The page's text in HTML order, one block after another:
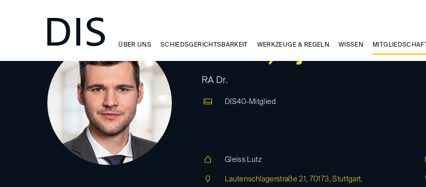
ÜBER UNS SCHIEDSGERICHTSBARKEIT WERKZEUGE & REGELN WISSEN MITGLIEDSCHAFT
Ebert, Björn Peter
RA Dr.
DIS40-Mitglied
Gleiss Lutz
Lautenschlagerstraße 21, 70173, Stuttgart,